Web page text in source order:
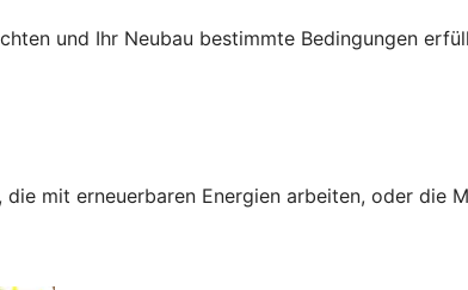
und Ihr Neubau bestimmte Bedingungen
mit erneuerbaren Energien arbeiten, oder die